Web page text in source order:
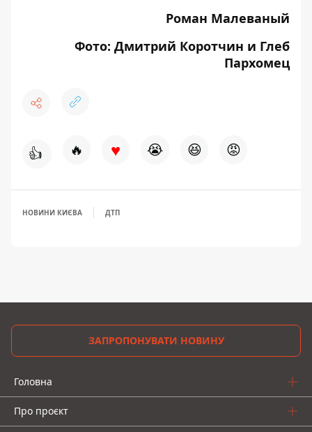
Роман Малеваный
Фото: Дмитрий Коротчин и Глеб
Пархомец
👍 🔥 ♥ 😭 😆 😡
НОВИНИ КИЄВА ДТП
ЗАПРОПОНУВАТИ НОВИНУ
Головна
Про проєкт